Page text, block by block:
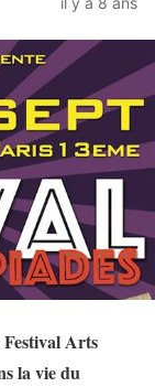
Arts
la vie du